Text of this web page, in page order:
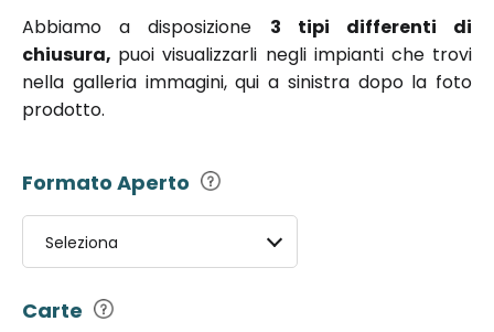
Abbiamo a disposizione 3 tipi differenti di
chiusura, puoi visualizzarli negli impianti che trovi
nella galleria immagini, qui a sinistra dopo la foto
prodotto.
Formato Aperto
Seleziona
Carte